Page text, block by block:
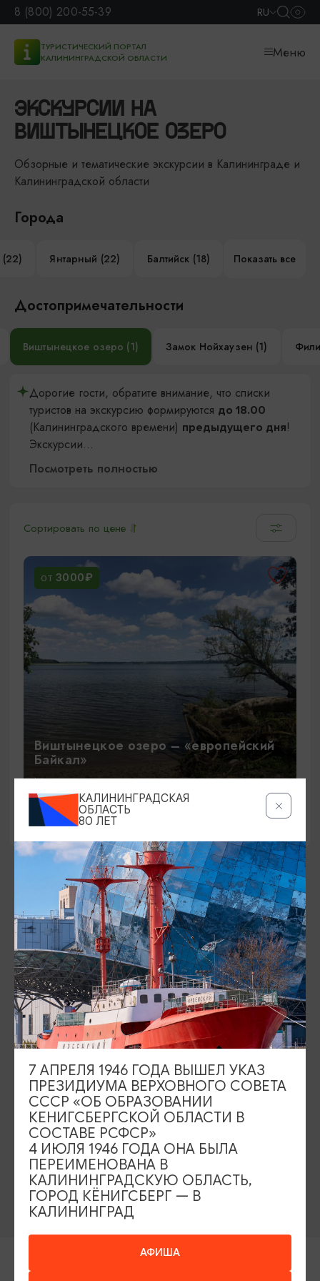
8 (800) 200-55-39 RU
ТУРИСТИЧЕСКИЙ ПОРТАЛ
КАЛИНИНГРАДСКОЙ ОБЛАСТИ
Меню
ЭКСКУРСИИ НА
ВИШТЫНЕЦКОЕ ОЗЕРО
Обзорные и тематические экскурсии в Калининграде и
Калининградской области
Города
(22) Янтарный (22) Балтийск (18) Показать все
Достопримечательности
Виштынецкое озеро (1) Замок Нойхаузен (1)
Дорогие гости, обратите внимание, что списки
туристов на экскурсию формируются до 18.00
(Калининградского времени) предыдущего дня!
Экскурсии...
Посмотреть полностью
Сортировать по цене
ОТ 3000₽
Виштынецкое озеро – «европейский
Байкал»
ИЩИТЕ ТАКЖЕ НА НАШЕМ САЙТЕ
Серебряное ожерелье
Электронная виза
Туры и экскурсии
Афиша мероприятий
Сувениры
Гостевая книга
Гиды и экскурсоводы
Достопримечательности
Карты и маршруты
Рестораны
Гостиницы
Как доехать
Компас Балтийской кухни
Настоящий Калининградец
Музеи
Контакты Туристского
КАЛИНИНГРАДСКАЯ
ОБЛАСТЬ
80 ЛЕТ
АФИША
7 АПРЕЛЯ 1946 ГОДА ВЫШЕЛ УКАЗ
ПРЕЗИДИУМА ВЕРХОВНОГО СОВЕТА
СССР «ОБ ОБРАЗОВАНИИ
КЕНИГСБЕРГСКОЙ ОБЛАСТИ В
СОСТАВЕ РСФСР»
4 ИЮЛЯ 1946 ГОДА ОНА БЫЛА
ПЕРЕИМЕНОВАНА В
КАЛИНИНГРАДСКУЮ ОБЛАСТЬ,
ГОРОД КЁНИГСБЕРГ — В
КАЛИНИНГРАД